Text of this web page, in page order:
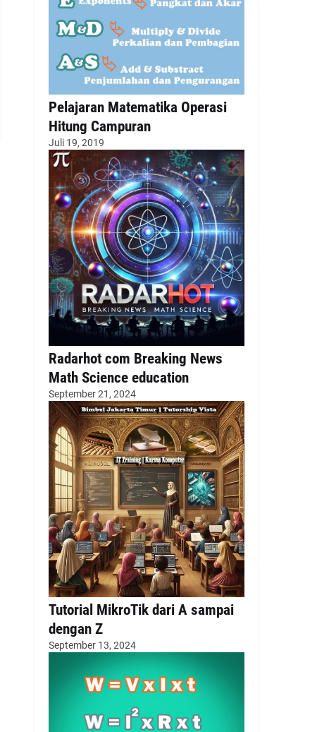
Pelajaran Matematika Operasi
Hitung Campuran
Juli 19, 2019
Radarhot com Breaking News
Math Science education
September 21, 2024
Tutorial MikroTik dari A sampai
dengan Z
September 13, 2024